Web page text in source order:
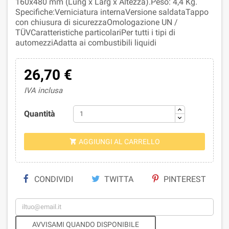
Specifiche:Verniciatura internaVersione saldataTappo
con chiusura di sicurezzaOmologazione UN /
TÜVCaratteristiche particolariPer tutti i tipi di
automezziAdatta ai combustibili liquidi
26,70 €
IVA inclusa
Quantità
 AGGIUNGI AL CARRELLO
CONDIVIDI TWITTA PINTEREST
AVVISAMI QUANDO DISPONIBILE